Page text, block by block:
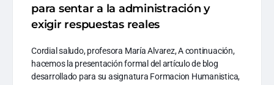
para sentar a la administración y
exigir respuestas reales
Cordial saludo, profesora María Alvarez, A continuación,
hacemos la presentación formal del artículo de blog
desarrollado para su asignatura Formacion Humanistica,